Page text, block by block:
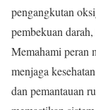
pengangkutan
pembekuan
Memahami peran
menjaga
dan pemantauan